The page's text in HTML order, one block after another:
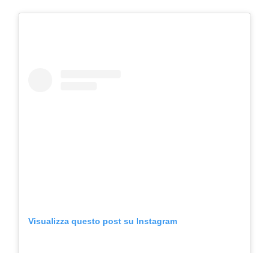
Visualizza questo post su Instagram